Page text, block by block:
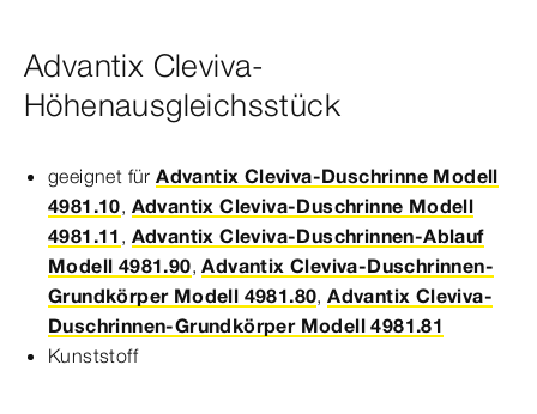
Advantix Cleviva-
Höhenausgleichsstück
geeignet fürAdvantix Cleviva-Duschrinne Modell
4981.10, Advantix Cleviva-Duschrinne Modell
4981.11 , Advantix Cleviva-Duschrinnen-Ablauf
Modell 4981.90,Advantix Cleviva-Duschrinnen-
Grundkörper Modell 4981.80,Advantix Cleviva-
Duschrinnen-Grundkörper Modell 4981.81
Kunststoff